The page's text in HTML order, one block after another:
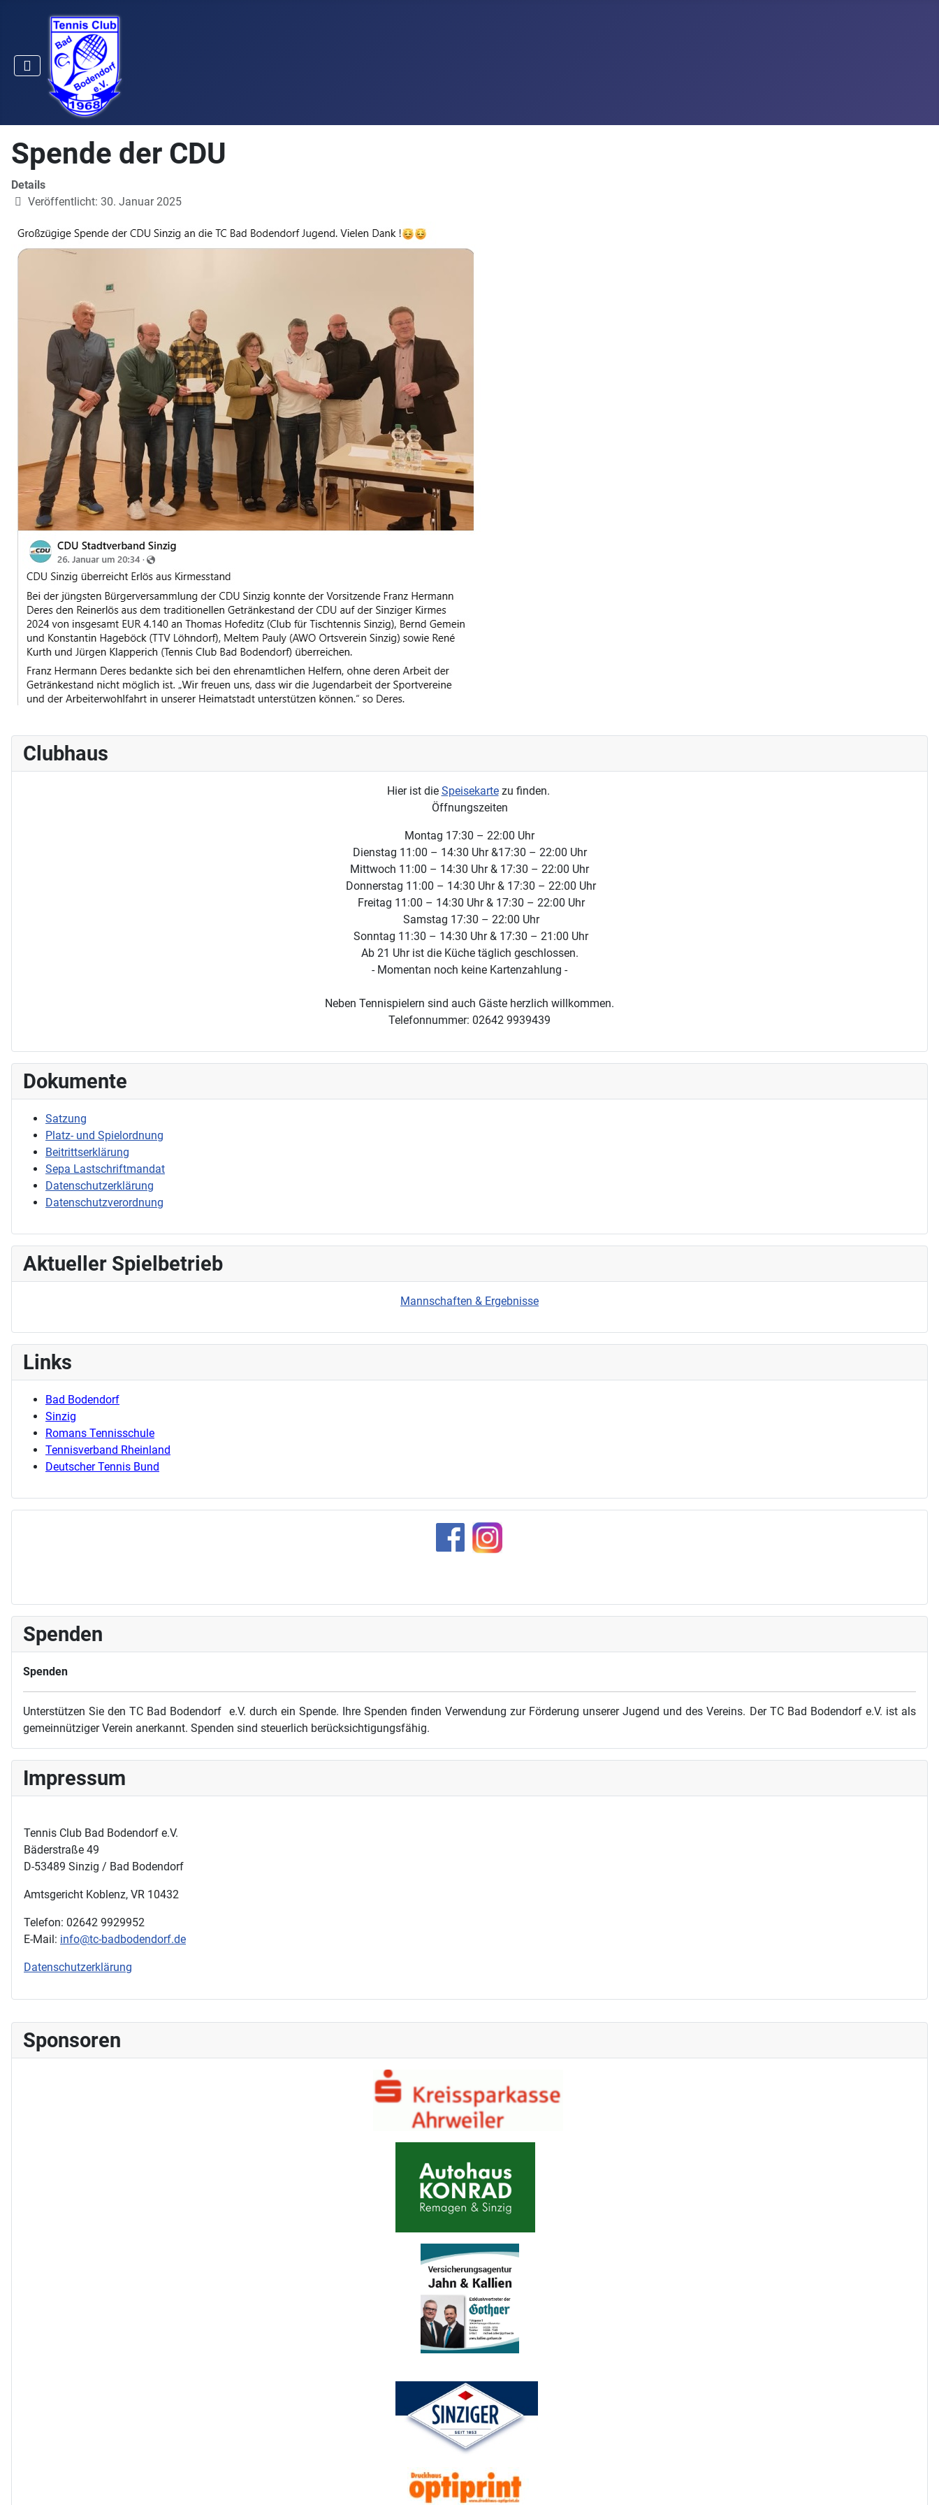
Sponsoren
Spende der CDU
Details
Veröffentlicht: 30. Januar 2025
Clubhaus
Hier ist die Speisekartezu finden.
Öffnungszeiten
Montag 17:30 – 22:00 Uhr
Dienstag 11:00 – 14:30 Uhr &17:30 – 22:00 Uhr
Mittwoch 11:00 – 14:30 Uhr & 17:30 – 22:00 Uhr
Donnerstag 11:00 – 14:30 Uhr & 17:30 – 22:00 Uhr
Freitag 11:00 – 14:30 Uhr & 17:30 – 22:00 Uhr
Samstag 17:30 – 22:00 Uhr
Sonntag 11:30 – 14:30 Uhr & 17:30 – 21:00 Uhr
Ab 21 Uhr ist die Küche täglich geschlossen.
- Momentan noch keine Kartenzahlung -
Neben Tennispielern sind auch Gäste herzlich willkommen.
Telefonnummer: 02642 9939439
Dokumente
Satzung
Platz- und Spielordnung
Beitrittserklärung
Sepa Lastschriftmandat
Datenschutzerklärung
Datenschutzverordnung
Aktueller Spielbetrieb
Mannschaften & Ergebnisse
Links
Bad Bodendorf
Sinzig
Romans Tennisschule
Tennisverband Rheinland
Deutscher Tennis Bund
Spenden
Spenden
Unterstützen Sie den TC Bad Bodendorf e.V. durch ein Spende. Ihre Spenden finden Verwendung zur Förderung unserer Jugend und des Vereins. Der TC Bad Bodendorf e.V. ist als
gemeinnütziger Verein anerkannt. Spenden sind steuerlich berücksichtigungsfähig.
Impressum
Tennis Club Bad Bodendorf e.V.
Bäderstraße 49
D-53489 Sinzig / Bad Bodendorf
Amtsgericht Koblenz, VR 10432
Telefon: 02642 9929952
E-Mail: info@tc-badbodendorf.de
Datenschutzerklärung